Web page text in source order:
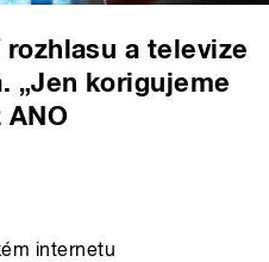
a televize
„Jen korigujeme
ANO
internetu